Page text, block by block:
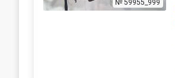
№ 59955_999